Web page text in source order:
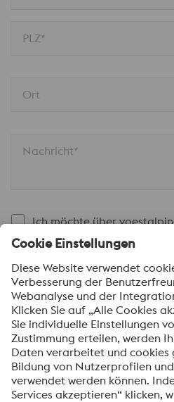
PLZ*
Ort
Nachricht*
Ich möchte über
automatisch informiert
SENDEN
Anti-Roboter-Verifizierung
Hier klicken
Mit dem Absenden dieses
personenbezogenen Daten